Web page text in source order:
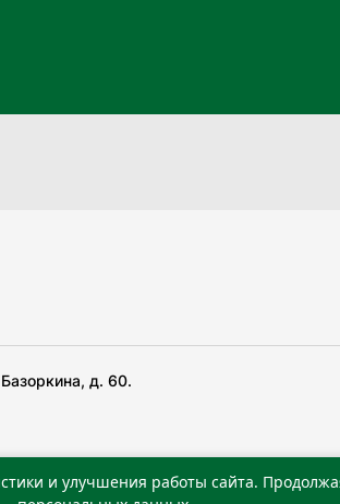
д. 60.
дуккхача тайпаштеи тIахьожам
и улучшения работы сайта.